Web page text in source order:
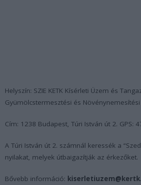
Helyszín: SZIE KETK Kísérleti Üzem és
Gyümölcstermesztési és
Cím: 1238 Budapest, Túri István út 2. GPS:
A Túri István út 2. számnál keressék a
nyilakat, melyek útbaigazítják az érkezőket.
Bővebb információ: